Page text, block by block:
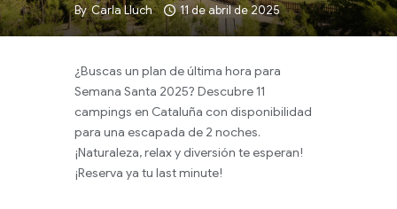
Todas
By Carla Lluch 11 de abril de 2025
¿Buscas un plan de última hora para
Semana Santa 2025? Descubre 11
campings en Cataluña con disponibilidad
para una escapada de 2 noches.
¡Naturaleza, relax y diversión te esperan!
¡Reserva ya tu last minute!